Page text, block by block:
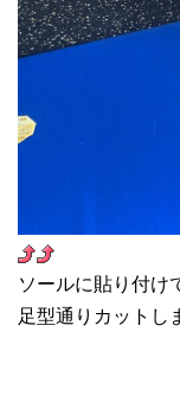
ソールに貼り付け
足型通りカットし